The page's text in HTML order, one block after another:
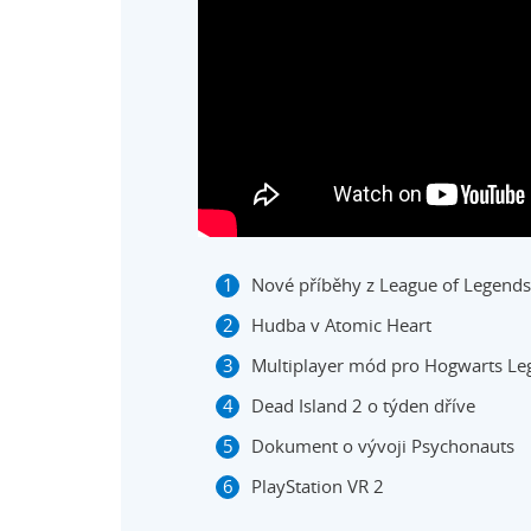
Nové příběhy z League of Legends
Hudba v Atomic Heart
Multiplayer mód pro Hogwarts
Dead Island 2 o týden dříve
Dokument o vývoji Psychonauts
PlayStation VR 2